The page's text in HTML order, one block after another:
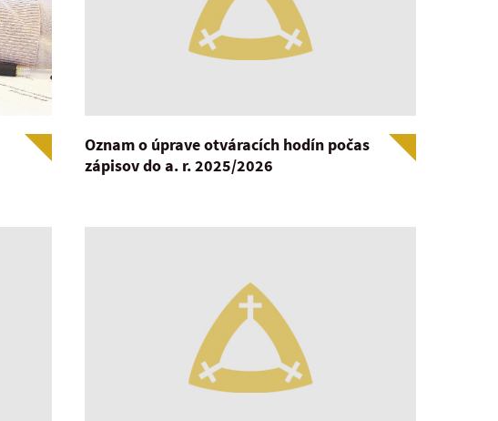
Oznam o úprave otváracích hodín počas
zápisov do a. r. 2025/2026